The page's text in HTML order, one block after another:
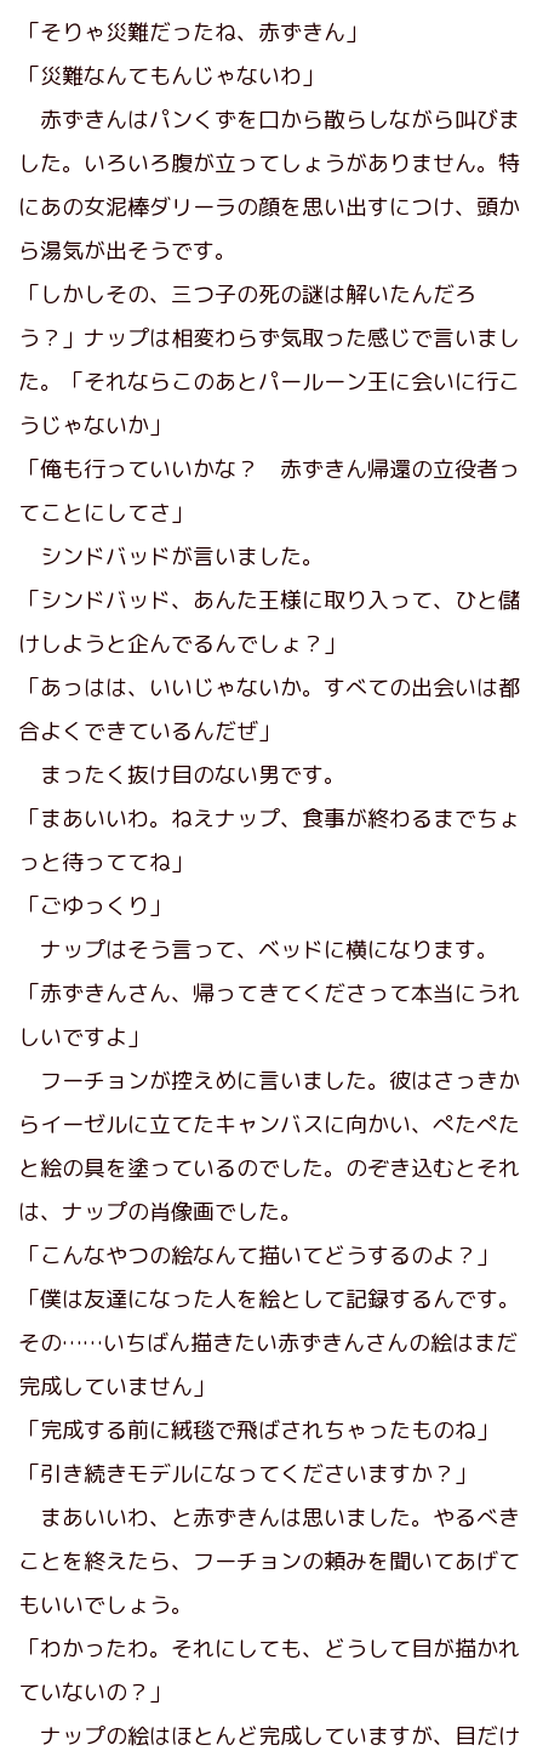
「そりゃ災難だったね、赤ずきん」
「災難なんてもんじゃないわ」
赤ずきんはパンくずを口から散らしながら叫びま
した。いろいろ腹が立ってしょうがありません。特
にあの女泥棒ダリーラの顔を思い出すにつけ、頭か
ら湯気が出そうです。
「しかしその、三つ子の死の謎は解いたんだろ
う？」ナップは相変わらず気取った感じで言いまし
た。「それならこのあとパールーン王に会いに行こ
うじゃないか」
「俺も行っていいかな？ 赤ずきん帰還の立役者っ
てことにしてさ」
シンドバッドが言いました。
「シンドバッド、あんた王様に取り入って、ひと儲
けしようと企んでるんでしょ？」
「あっはは、いいじゃないか。すべての出会いは都
合よくできているんだぜ」
まったく抜け目のない男です。
「まあいいわ。ねえナップ、食事が終わるまでちょ
っと待っててね」
「ごゆっくり」
ナップはそう言って、ベッドに横になります。
「赤ずきんさん、帰ってきてくださって本当にうれ
しいですよ」
フーチョンが控えめに言いました。彼はさっきか
らイーゼルに立てたキャンバスに向かい、ぺたぺた
と絵の具を塗っているのでした。のぞき込むとそれ
は、ナップの肖像画でした。
「こんなやつの絵なんて描いてどうするのよ？」
「僕は友達になった人を絵として記録するんです。
その……いちばん描きたい赤ずきんさんの絵はまだ
完成していません」
「完成する前に絨毯で飛ばされちゃったものね」
「引き続きモデルになってくださいますか？」
まあいいわ、と赤ずきんは思いました。やるべき
ことを終えたら、フーチョンの頼みを聞いてあげて
もいいでしょう。
「わかったわ。それにしても、どうして目が描かれ
ていないの？」
ナップの絵はほとんど完成していますが、目だけ